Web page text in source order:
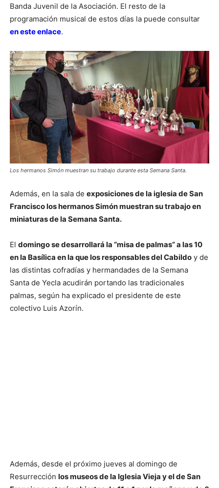
Banda Juvenil de la Asociación. El resto de la
programación musical de estos días la puede consultar
en este enlace.
Los hermanos Simón muestran su trabajo durante esta Semana Santa.
Además, en la sala de exposiciones de la iglesia de San
Francisco los hermanos Simón muestran su trabajo en
miniaturas de la Semana Santa.
El domingo se desarrollará la “misa de palmas” a las 10
en la Basílica en la que los responsables del Cabildo y de
las distintas cofradías y hermandades de la Semana
Santa de Yecla acudirán portando las tradicionales
palmas, según ha explicado el presidente de este
colectivo Luis Azorín.
Además, desde el próximo jueves al domingo de
Resurrección los museos de la Iglesia Vieja y el de San